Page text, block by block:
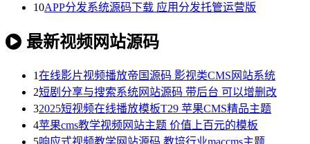
10APP分发系统源码下载 应用分发托管运营版
最新视频网站源码
1在线影片视频播放帝国源码 影视类CMS网站系统
2短剧分享与搜索系统网站源码 带后台 可以增删改
32025短视频在线播放模板T29 苹果CMS精品主题
4苹果cms教学视频网站主题 价值上百元的模板
5响应式视频教学网站源码 教培行业maccms主题